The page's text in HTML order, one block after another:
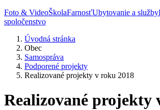
Foto & VideoŠkolaFarnosťUbytovanie a služby
spoločenstvo
Úvodná stránka
Obec
Samospráva
Podporené projekty
Realizované projekty v roku 2018
Realizované projekty